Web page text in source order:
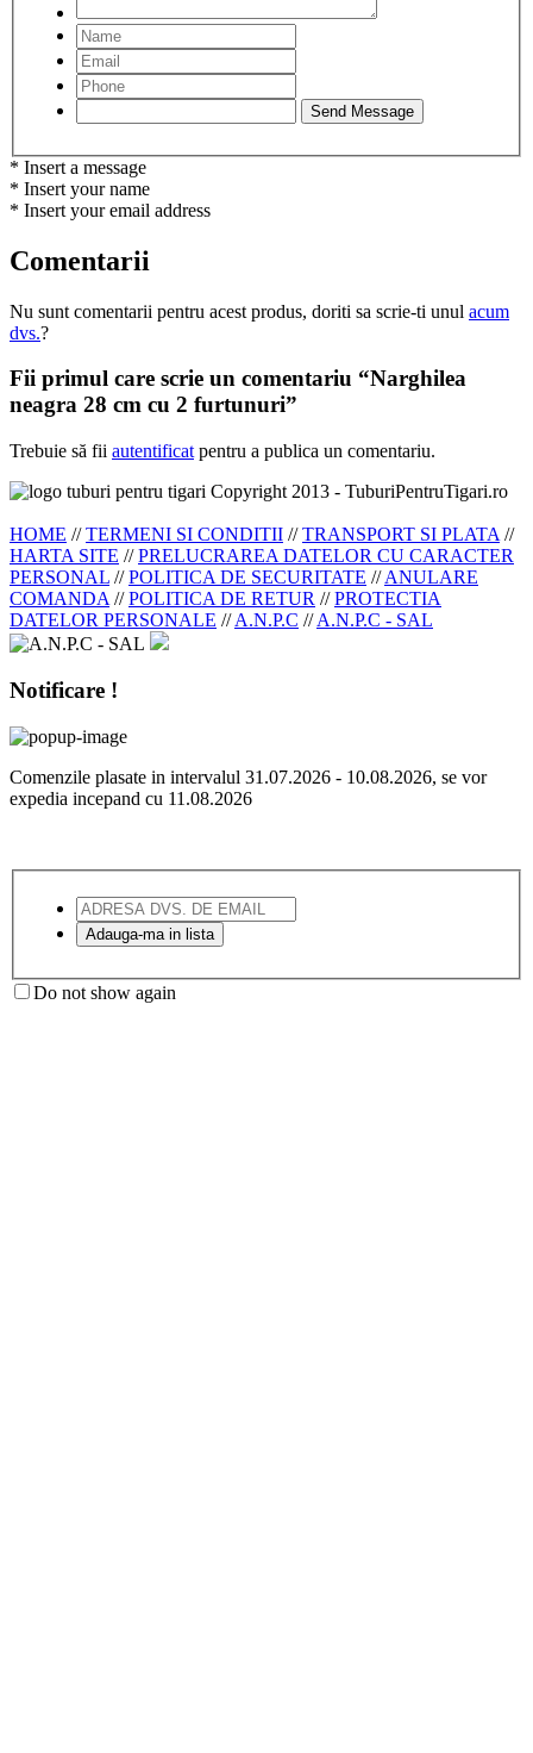
* Insert a message
* Insert your name
* Insert your email address
Comentarii
Nu sunt comentarii pentru acest produs, doriti sa scrie-ti unul acum
dvs.?
Fii primul care scrie un comentariu “Narghilea
neagra 28 cm cu 2 furtunuri”
Trebuie să fii autentificat pentru a publica un comentariu.
Copyright 2013 - TuburiPentruTigari.ro
HOME //TERMENI SI CONDITII //TRANSPORT SI PLATA //
HARTA SITE //PRELUCRAREA DATELOR CU CARACTER
PERSONAL //POLITICA DE SECURITATE //ANULARE
COMANDA //POLITICA DE RETUR //PROTECTIA
DATELOR PERSONALE //A.N.P.C //A.N.P.C - SAL
Notificare !
Comenzile plasate in intervalul 31.07.2026 - 10.08.2026, se vor
expedia incepand cu 11.08.2026
Do not show again